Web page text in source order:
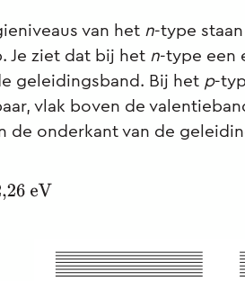
van het n-type
Je ziet dat bij het n-type een
geleidingsband. Bij het p-
vlak boven de
de onderkant van de
eV